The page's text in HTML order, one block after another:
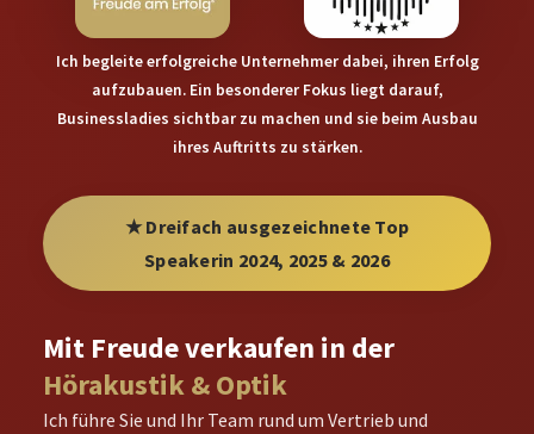
★ Dreifach ausgezeichnete Top
Speakerin 2024, 2025 & 2026
Mit Freude verkaufen in der
Hörakustik & Optik
Ich führe Sie und Ihr Team rund um Vertrieb und
Ich begleite erfolgreiche Unternehmer dabei, ihren Erfolg
aufzubauen. Ein besonderer Fokus liegt darauf,
Businessladies sichtbar zu machen und sie beim Ausbau
ihres Auftritts zu stärken.